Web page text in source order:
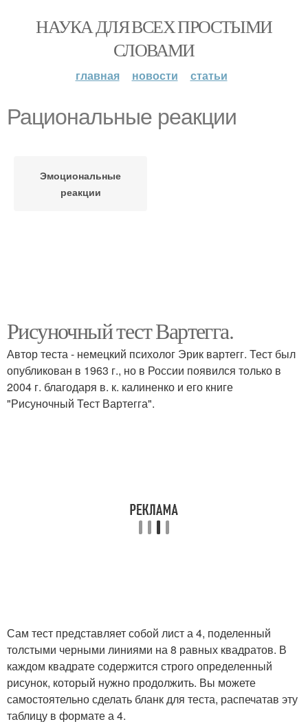
НАУКА ДЛЯ ВСЕХ ПРОСТЫМИ
СЛОВАМИ
главная новости статьи
Рациональные реакции
Эмоциональные
реакции
Рисуночный тест Вартегга.
Автор теста - немецкий психолог Эрик вартегг. Тест был
опубликован в 1963 г., но в России появился только в
2004 г. благодаря в. к. калиненко и его книге
"Рисуночный Тест Вартегга".
Сам тест представляет собой лист а 4, поделенный
толстыми черными линиями на 8 равных квадратов. В
каждом квадрате содержится строго определенный
рисунок, который нужно продолжить. Вы можете
самостоятельно сделать бланк для теста, распечатав эту
таблицу в формате а 4.